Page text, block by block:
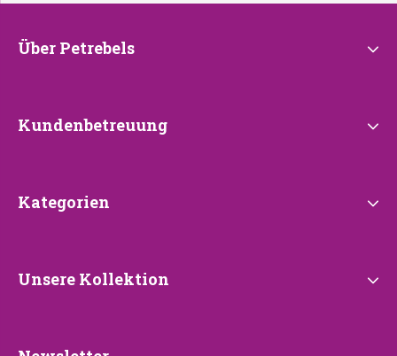
Über
Über Petrebels
Kundenbetreuung
Kundenbetreuung
Kategorien
Kategorien
Unsere
Unsere Kollektion